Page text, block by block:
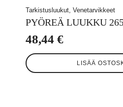
Tarkistusluukut, Venetarvikkeet
PYÖREÄ LUUKKU
48,44 €
LISÄÄ